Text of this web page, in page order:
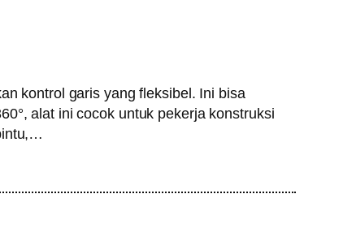
kontrol garis yang fleksibel. Ini bisa
alat ini cocok untuk pekerja konstruksi